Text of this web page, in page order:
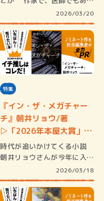
2026/03/20
特集
『イン・ザ・メガチャー
チ』朝井リョウ/著
▷「2026年本屋大賞」ノ
ミネ…
時代が追いかけてくる小説
朝井リョウさんが今年に入っ
2026/03/18